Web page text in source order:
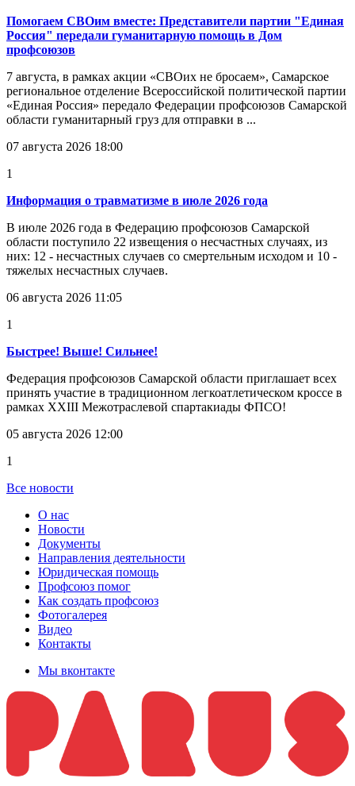
Помогаем СВОим вместе: Представители партии "Единая
Россия" передали гуманитарную помощь в Дом
профсоюзов
7 августа, в рамках акции «СВОих не бросаем», Самарское
региональное отделение Всероссийской политической партии
«Единая Россия» передало Федерации профсоюзов Самарской
области гуманитарный груз для отправки в ...
07 августа 2026 18:00
1
Информация о травматизме в июле 2026 года
В июле 2026 года в Федерацию профсоюзов Самарской
области поступило 22 извещения о несчастных случаях, из
них: 12 - несчастных случаев со смертельным исходом и 10 -
тяжелых несчастных случаев.
06 августа 2026 11:05
1
Быстрее! Выше! Сильнее!
Федерация профсоюзов Самарской области приглашает всех
принять участие в традиционном легкоатлетическом кроссе в
рамках XXIII Межотраслевой спартакиады ФПСО!
05 августа 2026 12:00
1
Все новости
О нас
Новости
Документы
Направления деятельности
Юридическая помощь
Профсоюз помог
Как создать профсоюз
Фотогалерея
Видео
Контакты
Мы вконтакте